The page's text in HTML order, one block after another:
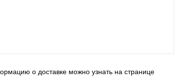
о доставке можно узнать на странице